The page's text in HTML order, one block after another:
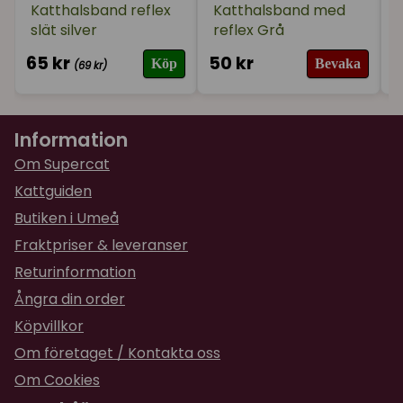
Josefin
för 2 år sedan
★★★
Katthalsband reflex
slät silver
65 kr (69 kr) Köp
Katthalsband med
reflex Grå
50 kr Bevaka
Information
Om Supercat
Kattguiden
Butiken i Umeå
Fraktpriser & leveranser
Returinformation
Ångra din order
Köpvillkor
Om företaget / Kontakta oss
Om Cookies